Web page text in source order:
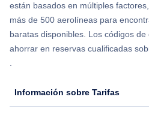
están basados en múltiples
más de 500 aerolíneas para
baratas disponibles. Los códigos
ahorrar en reservas cualificadas
.
Información sobre Tarifas